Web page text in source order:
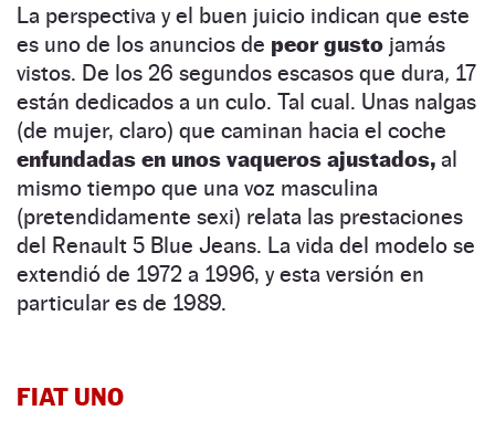
La perspectiva y el buen juicio indican que este
es uno de los anuncios de peor gusto jamás
vistos. De los 26 segundos escasos que dura, 17
están dedicados a un culo. Tal cual. Unas nalgas
(de mujer, claro) que caminan hacia el coche
enfundadas en unos vaqueros ajustados, al
mismo tiempo que una voz masculina
(pretendidamente sexi) relata las prestaciones
del Renault 5 Blue Jeans. La vida del modelo se
extendió de 1972 a 1996, y esta versión en
particular es de 1989.
FIAT UNO